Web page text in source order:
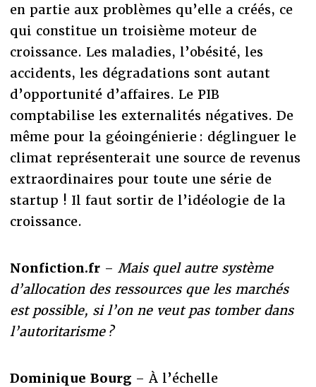
en partie aux problèmes qu’elle a créés, ce
qui constitue un troisième moteur de
croissance. Les maladies, l’obésité, les
accidents, les dégradations sont autant
d’opportunité d’affaires. Le PIB
comptabilise les externalités négatives. De
même pour la géoingénierie : déglinguer le
climat représenterait une source de revenus
extraordinaires pour toute une série de
startup ! Il faut sortir de l’idéologie de la
croissance.
Nonfiction.fr – Mais quel autre système
d’allocation des ressources que les marchés
est possible, si l’on ne veut pas tomber dans
l’autoritarisme ?
Dominique Bourg– À l’échelle